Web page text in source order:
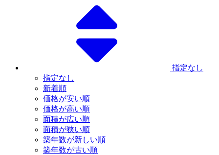
指定なし
指定なし
新着順
価格が安い順
価格が高い順
面積が広い順
面積が狭い順
築年数が新しい順
築年数が古い順